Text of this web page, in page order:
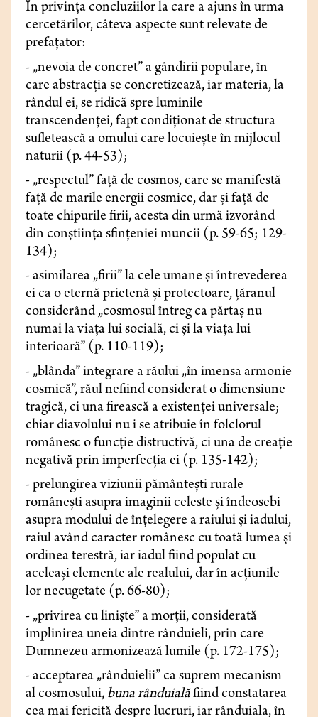
În privința concluziilor la care a ajuns în urma
cercetărilor, câteva aspecte sunt relevate de
prefațator:
- „nevoia de concret” a gândirii populare, în
care abstracția se concretizează, iar materia, la
rândul ei, se ridică spre luminile
transcendenței, fapt condiționat de structura
sufletească a omului care locuiește în mijlocul
naturii (p. 44-53);
- „respectul” față de cosmos, care se manifestă
față de marile energii cosmice, dar și față de
toate chipurile firii, acesta din urmă izvorând
din conștiința sfințeniei muncii (p. 59-65; 129-
134);
- asimilarea „firii” la cele umane și întrevederea
ei ca o eternă prietenă și protectoare, țăranul
considerând „cosmosul întreg ca părtaș nu
numai la viața lui socială, ci și la viața lui
interioară” (p. 110-119);
- „blânda” integrare a răului „în imensa armonie
cosmică”, răul nefiind considerat o dimensiune
tragică, ci una firească a existenței universale;
chiar diavolului nu i se atribuie în folclorul
românesc o funcție distructivă, ci una de creație
negativă prin imperfecția ei (p. 135-142);
- prelungirea viziunii pământești rurale
românești asupra imaginii celeste și îndeosebi
asupra modului de înțelegere a raiului și iadului,
raiul având caracter românesc cu toată lumea și
ordinea terestră, iar iadul fiind populat cu
aceleași elemente ale realului, dar în acțiunile
lor necugetate (p. 66-80);
- „privirea cu liniște” a morții, considerată
împlinirea uneia dintre rânduieli, prin care
Dumnezeu armonizează lumile (p. 172-175);
- acceptarea „rânduielii” ca suprem mecanism
al cosmosului, buna rânduialăfiind constatarea
cea mai fericită despre lucruri, iar rânduiala, în